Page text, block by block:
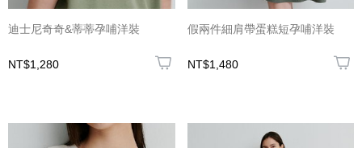
迪士尼奇奇&蒂蒂孕哺洋裝
NT$1,280
假兩件細肩帶蛋糕短孕哺洋裝
NT$1,480